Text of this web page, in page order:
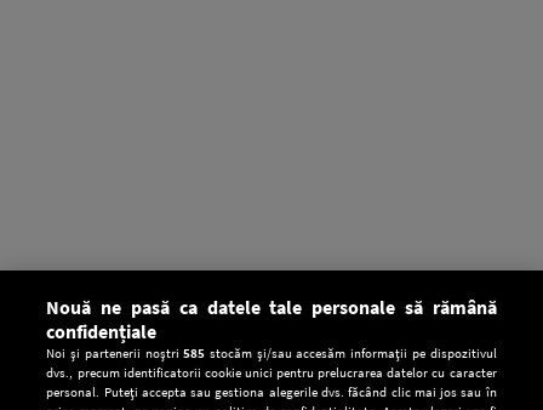
Nouă ne pasă ca datele tale personale să rămână
confidențiale
Noi și partenerii noștri585 stocăm și/sau accesăm informații pe dispozitivul
dvs., precum identificatorii cookie unici pentru prelucrarea datelor cu caracter
personal. Puteți accepta sau gestiona alegerile dvs. făcând clic mai jos sau în